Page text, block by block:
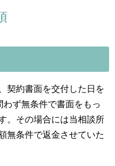
契約書面を交付した日を
ず無条件で書面をもっ
。その場合には当相談所
無条件で返金させていた